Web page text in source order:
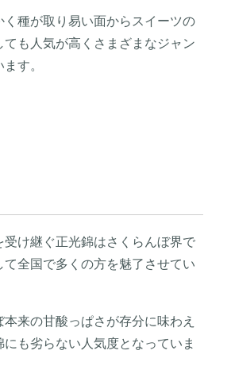
く種が取り易い面からスイーツの
ても人気が高くさまざまなジャン
す。
受け継ぐ正光錦はさくらんぼ界で
て全国で多くの方を魅了させてい
来の甘酸っぱさが存分に味わえ
にも劣らない人気度となっていま